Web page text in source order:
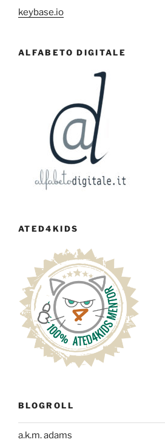
keybase.io
ALFABETO DIGITALE
ATED4KIDS
BLOGROLL
a.k.m. adams